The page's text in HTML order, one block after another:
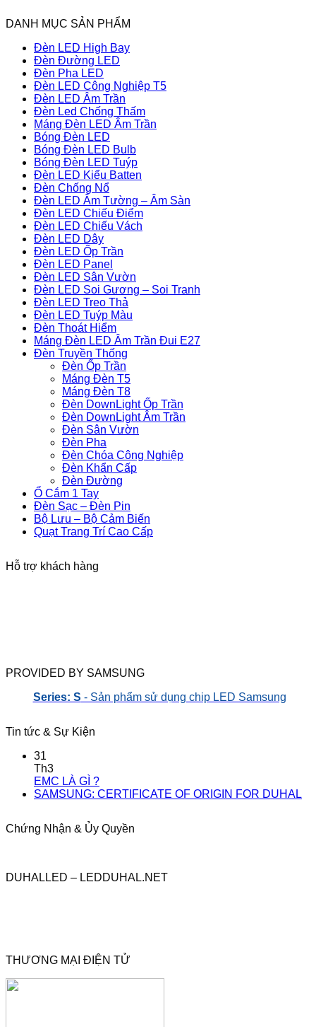
DANH MỤC SẢN PHẨM
Đèn LED High Bay
Đèn Đường LED
Đèn Pha LED
Đèn LED Công Nghiệp T5
Đèn LED Âm Trần
Đèn Led Chống Thấm
Máng Đèn LED Âm Trần
Bóng Đèn LED
Bóng Đèn LED Bulb
Bóng Đèn LED Tuýp
Đèn LED Kiểu Batten
Đèn Chống Nổ
Đèn LED Âm Tường – Âm Sàn
Đèn LED Chiếu Điểm
Đèn LED Chiếu Vách
Đèn LED Dây
Đèn LED Ốp Trần
Đèn LED Panel
Đèn LED Sân Vườn
Đèn LED Soi Gương – Soi Tranh
Đèn LED Treo Thả
Đèn LED Tuýp Màu
Đèn Thoát Hiểm
Máng Đèn LED Âm Trần Đui E27
Đèn Truyền Thống
Đèn Ốp Trần
Máng Đèn T5
Máng Đèn T8
Đèn DownLight Ốp Trần
Đèn DownLight Âm Trần
Đèn Sân Vườn
Đèn Pha
Đèn Chóa Công Nghiệp
Đèn Khẩn Cấp
Đèn Đường
Ổ Cắm 1 Tay
Đèn Sạc – Đèn Pin
Bộ Lưu – Bộ Cảm Biến
Quạt Trang Trí Cao Cấp
Hỗ trợ khách hàng
PROVIDED BY SAMSUNG
Series: S - Sản phẩm sử dụng chip LED Samsung
Tin tức & Sự Kiện
31
Th3
EMC LÀ GÌ ?
SAMSUNG: CERTIFICATE OF ORIGIN FOR DUHAL
Chứng Nhận & Ủy Quyền
DUHALLED – LEDDUHAL.NET
THƯƠNG MẠI ĐIỆN TỬ